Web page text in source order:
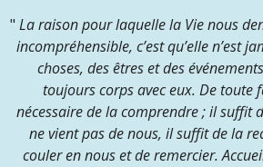
" La raison pour laquelle la Vie nous
incompréhensible, c’est qu’elle n’est
choses, des êtres et des
toujours corps avec eux. De toute
nécessaire de la comprendre ; il suffit
ne vient pas de nous, il suffit de la
couler en nous et de remercier.